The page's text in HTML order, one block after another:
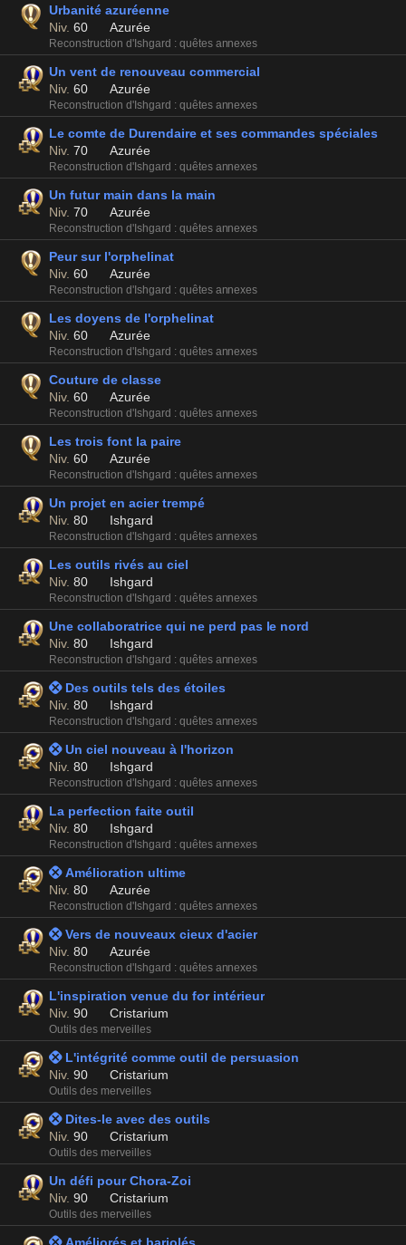
Urbanité azuréenne
Niv. 60 Azurée
Reconstruction d'Ishgard : quêtes annexes
Un vent de renouveau commercial
Niv. 60 Azurée
Reconstruction d'Ishgard : quêtes annexes
Le comte de Durendaire et ses commandes spéciales
Niv. 70 Azurée
Reconstruction d'Ishgard : quêtes annexes
Un futur main dans la main
Niv. 70 Azurée
Reconstruction d'Ishgard : quêtes annexes
Peur sur l'orphelinat
Niv. 60 Azurée
Reconstruction d'Ishgard : quêtes annexes
Les doyens de l'orphelinat
Niv. 60 Azurée
Reconstruction d'Ishgard : quêtes annexes
Couture de classe
Niv. 60 Azurée
Reconstruction d'Ishgard : quêtes annexes
Les trois font la paire
Niv. 60 Azurée
Reconstruction d'Ishgard : quêtes annexes
Un projet en acier trempé
Niv. 80 Ishgard
Reconstruction d'Ishgard : quêtes annexes
Les outils rivés au ciel
Niv. 80 Ishgard
Reconstruction d'Ishgard : quêtes annexes
Une collaboratrice qui ne perd pas le nord
Niv. 80 Ishgard
Reconstruction d'Ishgard : quêtes annexes
 Des outils tels des étoiles
Niv. 80 Ishgard
Reconstruction d'Ishgard : quêtes annexes
 Un ciel nouveau à l'horizon
Niv. 80 Ishgard
Reconstruction d'Ishgard : quêtes annexes
La perfection faite outil
Niv. 80 Ishgard
Reconstruction d'Ishgard : quêtes annexes
 Amélioration ultime
Niv. 80 Azurée
Reconstruction d'Ishgard : quêtes annexes
 Vers de nouveaux cieux d'acier
Niv. 80 Azurée
Reconstruction d'Ishgard : quêtes annexes
L'inspiration venue du for intérieur
Niv. 90 Cristarium
Outils des merveilles
 L'intégrité comme outil de persuasion
Niv. 90 Cristarium
Outils des merveilles
 Dites-le avec des outils
Niv. 90 Cristarium
Outils des merveilles
Un défi pour Chora-Zoi
Niv. 90 Cristarium
Outils des merveilles